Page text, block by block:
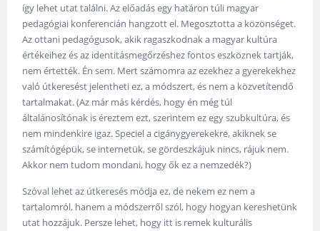
így lehet utat találni. Az előadás egy határon túli magyar
pedagógiai konferencián hangzott el. Megosztotta a közönséget.
Az ottani pedagógusok, akik ragaszkodnak a magyar kultúra
értékeihez és az identitásmegőrzéshez fontos eszköznek tartják,
nem értették. Én sem. Mert számomra az ezekhez a gyerekekhez
való útkeresést jelentheti ez, a módszert, és nem a közvetítendő
tartalmakat. (Az már más kérdés, hogy én még túl
általánosítónak is éreztem ezt, szerintem ez egy szubkultúra, és
nem mindenkire igaz. Speciel a cigánygyerekekre, akiknek se
számítógépük, se internetük, se gördeszkájuk nincs, rájuk nem.
Akkor nem tudom mondani, hogy ők ez a nemzedék?)
Szóval lehet az útkeresés módja ez, de nekem ez nem a
tartalomról, hanem a módszerről szól, hogy hogyan kereshetünk
utat hozzájuk. Persze lehet, hogy itt is remek kulturális